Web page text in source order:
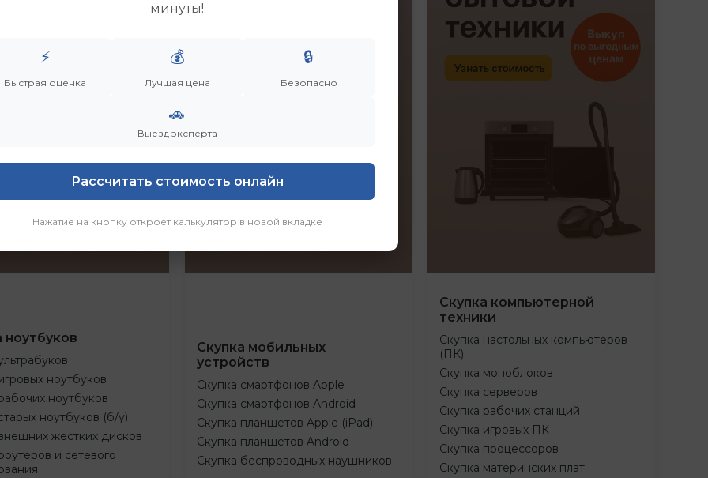
ноутбуков
ноутбуков
ноутбуков
ноутбуков (б/у)
жестких дисков
и сетевого
Скупка мобильных
устройств
Скупка смартфонов Apple
Скупка смартфонов Android
Скупка планшетов Apple (iPad)
Скупка планшетов Android
Скупка беспроводных наушников
Скупка компьютерной
техники
Скупка настольных компьютеров
(ПК)
Скупка моноблоков
Скупка серверов
Скупка рабочих станций
Скупка игровых ПК
Скупка процессоров
Скупка материнских плат
минуты!
⚡
Быстрая оценка
💰
Лучшая цена
🔒
Безопасно
🚗
Выезд эксперта
Рассчитать стоимость онлайн
Нажатие на кнопку откроет калькулятор в новой вкладке